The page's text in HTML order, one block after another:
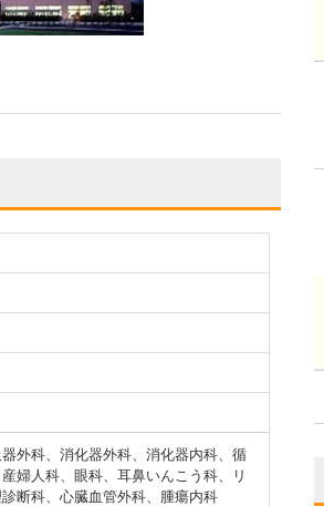
外科、 消化器外科、 消化器内科、 循
産婦人科、 眼科、 耳鼻いんこう科、
リ
断科、 心臓血管外科、 腫瘍内科